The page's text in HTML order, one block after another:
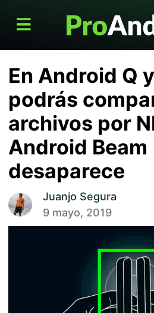
En Android Q
podrás
archivos por
Android Beam
desaparece
Juanjo Segura
9 mayo, 2019